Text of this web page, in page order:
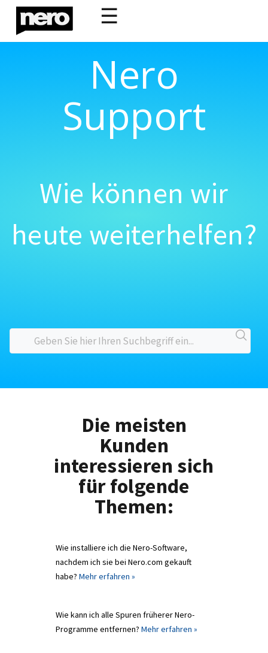
☰
Nero
Support
Wie können wir
heute weiterhelfen?
Die meisten
Kunden
interessieren sich
für folgende
Themen:
Wie installiere ich die Nero-Software,
nachdem ich sie bei Nero.com gekauft
habe? Mehr erfahren »
Wie kann ich alle Spuren früherer Nero-
Programme entfernen? Mehr erfahren »